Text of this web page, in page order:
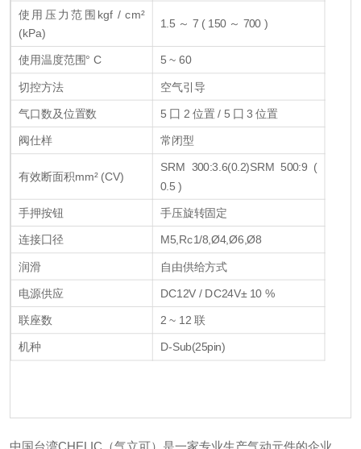
使用压力范围kgf / cm²
(kPa)
1.5 ～ 7 ( 150 ～ 700 )
使用温度范围° C 5 ~ 60
切控方法 空气引导
气口数及位置数 5 囗 2 位置 / 5 囗 3 位置
阀仕样 常闭型
有效断面积mm² (CV)
SRM 300:3.6(0.2)SRM 500:9 (
0.5 )
手押按钮 手压旋转固定
连接囗径 M5,Rc1/8,Ø4,Ø6,Ø8
润滑 自由供给方式
电源供应 DC12V / DC24V± 10 %
联座数 2 ~ 12 联
机种 D-Sub(25pin)
中国台湾CHELIC（气立可）是一家专业生产气动元件的企业，